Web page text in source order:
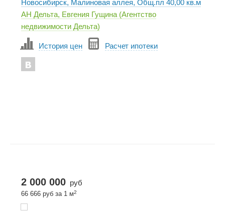
Новосибирск, Малиновая аллея, Общ.пл 40,00 кв.м
АН Дельта, Евгения Гущина (Агентство
недвижимости Дельта)
История цен Расчет ипотеки
2 000 000 руб
66 666 руб за 1 м2